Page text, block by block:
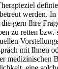
gern Ihre
retten
mit Ihnen